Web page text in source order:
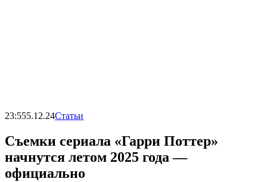
23:555.12.24Статьи
Съемки сериала «Гарри Поттер»
начнутся летом 2025 года —
официально